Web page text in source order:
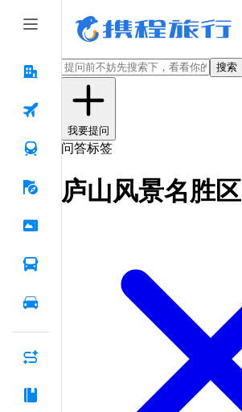
搜索
我要提问
问答标签
庐山风景名胜区